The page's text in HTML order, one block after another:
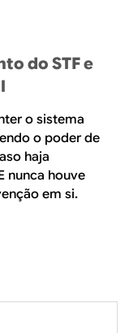
do STF e
o sistema
o poder de
haja
nunca houve
em si.